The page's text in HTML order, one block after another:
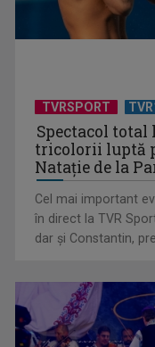
Federația SANITAS
sistemul sanitar
TVRSPORT
Spectacol total
tricolorii luptă
Natație de la
Cel mai important
în direct la TVR
dar şi Constantin,